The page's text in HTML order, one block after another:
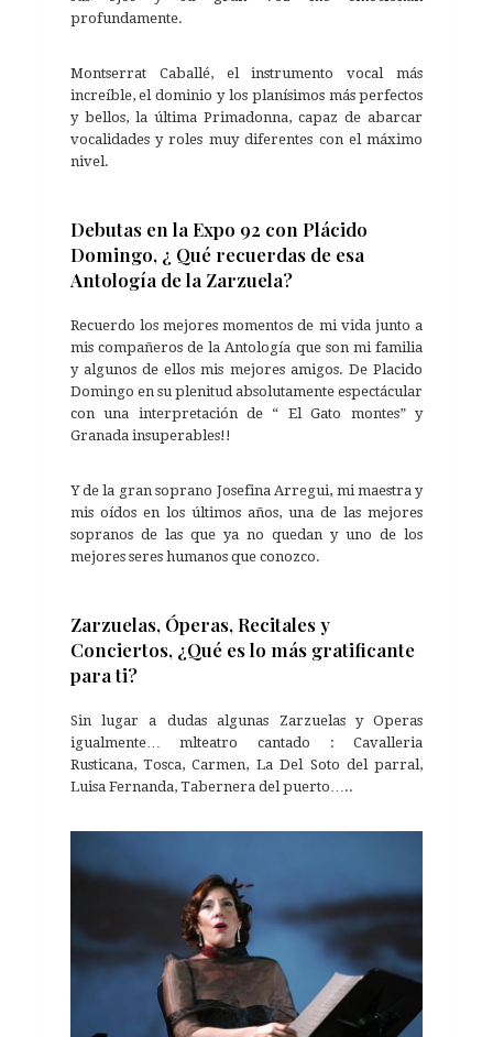
profundamente.
Montserrat Caballé, el instrumento vocal más
increíble, el dominio y los planísimos más perfectos
y bellos, la última Primadonna, capaz de abarcar
vocalidades y roles muy diferentes con el máximo
nivel.
Debutas en la Expo 92 con Plácido
Domingo, ¿ Qué recuerdas de esa
Antología de la Zarzuela?
Recuerdo los mejores momentos de mi vida junto a
mis compañeros de la Antología que son mi familia
y algunos de ellos mis mejores amigos. De Placido
Domingo en su plenitud absolutamente espectácular
con una interpretación de “ El Gato montes” y
Granada insuperables!!
Y de la gran soprano Josefina Arregui, mi maestra y
mis oídos en los últimos años, una de las mejores
sopranos de las que ya no quedan y uno de los
mejores seres humanos que conozco.
Zarzuelas, Óperas, Recitales y
Conciertos, ¿Qué es lo más gratificante
para ti?
Sin lugar a dudas algunas Zarzuelas y Operas
igualmente… mlteatro cantado : Cavalleria
Rusticana, Tosca, Carmen, La Del Soto del parral,
Luisa Fernanda, Tabernera del puerto…..